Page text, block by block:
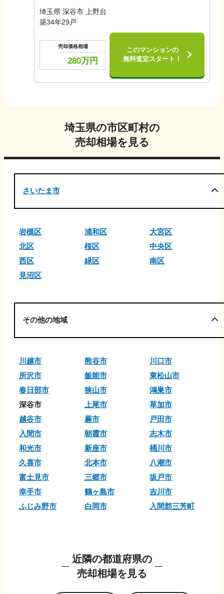
埼玉県 深谷市 上野台
築34年29戸
売却価格相場
280万円
このマンションの
無料査定スタート！
埼玉県の市区町村の
売却相場を見る
さいたま市
岩槻区 浦和区
大宮区
北区
桜区
中央区
西区
緑区
南区
見沼区
その他の地域
川越市 熊谷市
川口市
所沢市
飯能市
東松山市
春日部市
狭山市
鴻巣市
深谷市
上尾市
草加市
越谷市
蕨市
戸田市
入間市
朝霞市
志木市
和光市
新座市
桶川市
久喜市
北本市
八潮市
富士見市
三郷市
坂戸市
幸手市
鶴ヶ島市
吉川市
ふじみ野市
白岡市 入間郡三芳町
近隣の都道府県の
売却相場を見る